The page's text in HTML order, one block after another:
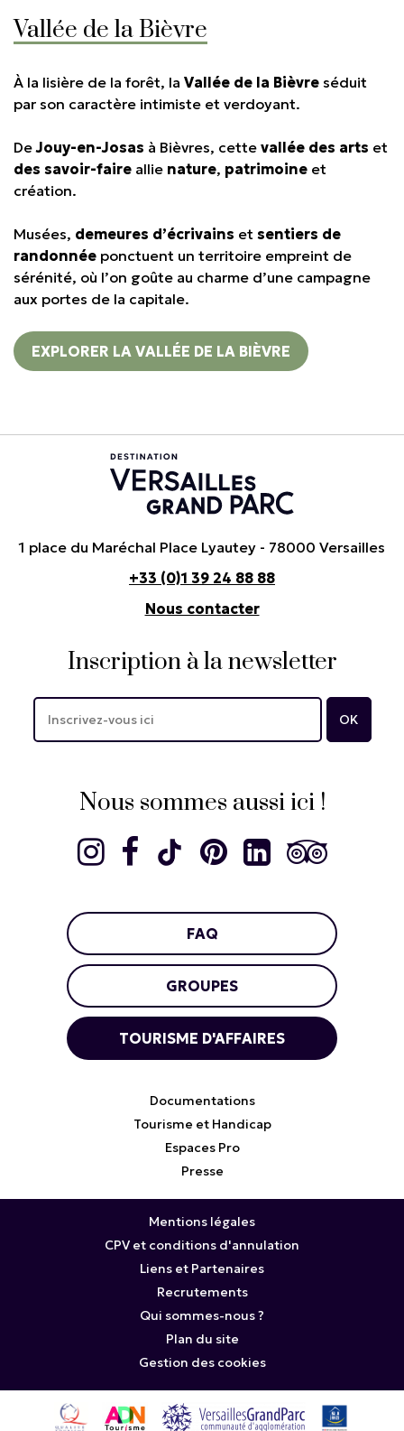
À la lisière de la forêt, la Vallée de la Bièvre séduit
par son caractère intimiste et verdoyant.
DeJouy-en-Josas à Bièvres, cette vallée des arts et
des savoir-faire allie nature, patrimoine et
création.
Musées, demeures d’écrivains et sentiers de
randonnée ponctuent un territoire empreint de
sérénité, où l’on goûte au charme d’une campagne
aux portes de la capitale.
EXPLORER LA VALLÉE DE LA BIÈVRE
Vallée de la Bièvre
1 place du Maréchal Place Lyautey - 78000 Versailles
+33 (0)1 39 24 88 88
Nous contacter
Inscription à la newsletter
Nous sommes aussi ici !
FAQ
GROUPES
TOURISME D'AFFAIRES
Documentations
Tourisme et Handicap
Espaces Pro
Presse
Mentions légales
CPV et conditions d'annulation
Liens et Partenaires
Recrutements
Qui sommes-nous ?
Plan du site
Gestion des cookies